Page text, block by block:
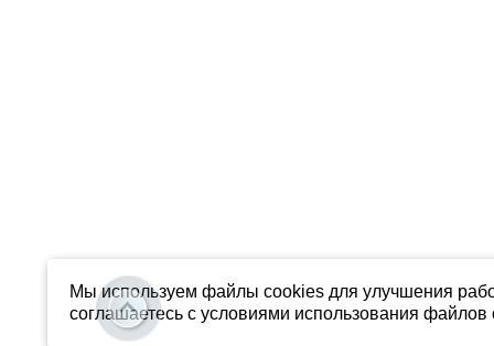
Мы используем файлы cookies для улучшения
соглашаетесь с условиями использования файлов